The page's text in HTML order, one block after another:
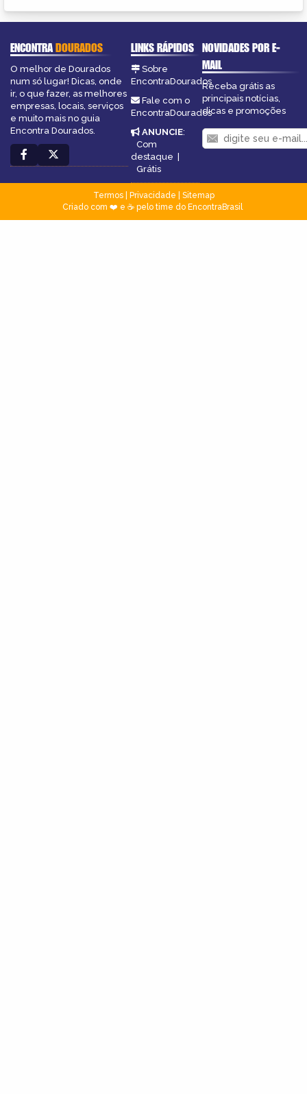
ENCONTRADOURADOS
O melhor de Dourados
num só lugar! Dicas, onde
ir, o que fazer, as melhores
empresas, locais, serviços
e muito mais no guia
Encontra Dourados.
LINKS RÁPIDOS
Sobre
EncontraDourados
Fale com o
EncontraDourados
ANUNCIE:
Com
destaque |
Grátis
NOVIDADES POR E-
MAIL
Receba grátis as
principais notícias,
dicas e promoções
Termos| Privacidade
Sitemap
Criado com ❤️ e ☕ pelo time do EncontraBrasil